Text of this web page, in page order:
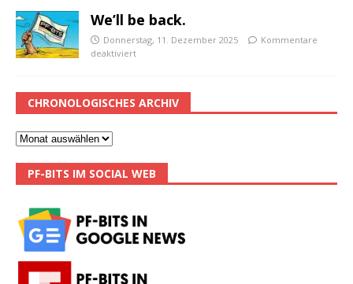
We’ll be back.
Donnerstag, 11. Dezember 2025
Kommentare
deaktiviert
CHRONOLOGISCHES ARCHIV
PF-BITS IM SOCIAL WEB